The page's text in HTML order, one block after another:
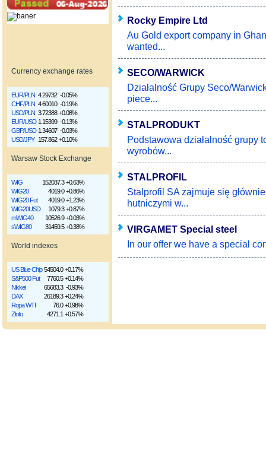
Currency exchange rates
EUR/PLN 4.29732 -0.05%
CHF/PLN 4.60010 -0.19%
USD/PLN 3.72388 +0.08%
EUR/USD 1.15399 -0.13%
GBP/USD 1.34607 -0.03%
USD/JPY 157.862 +0.10%
Warsaw Stock Exchange
WIG 152037.3 +0.63%
WIG20
4019.0 +0.86%
WIG20 Fut
4019.0 +1.23%
WIG20USD
1079.3 +0.87%
mWIG40
10526.9 +0.03%
sWIG80
31459.5 +0.38%
World indexes
US Blue Chip 54504.0 +0.17%
S&P500 Fut
7760.5 +0.14%
Nikkei
65683.3 -0.93%
DAX
26189.3 +0.24%
Ropa WTI
76.0 +0.98%
Złoto
4271.1 +0.57%
Rocky Empire Ltd
Au Gold export company in
wanted...
SECO/WARWICK
Działalność Grupy Seco/
piece...
STALPRODUKT
Podstawowa działalność grupy
wyrobów...
STALPROFIL
Stalprofil SA zajmuje się
hutniczymi w...
VIRGAMET Special steel
In our offer we have a special